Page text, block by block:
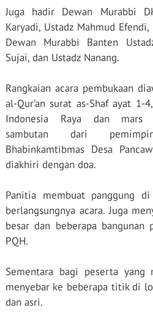
Juga hadir Dewan Murabbi
Karyadi, Ustadz Mahmud
Dewan Murabbi Banten
Sujai, dan Ustadz Nanang.
Rangkaian acara pembukaan
al-Qur’an surat as-Shaf ayat 1-
Indonesia Raya dan mars
sambutan dari
Bhabinkamtibmas Desa
diakhiri dengan doa.
Panitia membuat panggung
berlangsungnya acara. Juga
besar dan beberapa bangunan
PQH.
Sementara bagi peserta yang
menyebar ke beberapa titik di
dan asri.